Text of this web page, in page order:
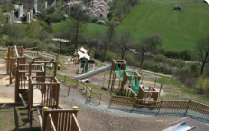
im Grünen.